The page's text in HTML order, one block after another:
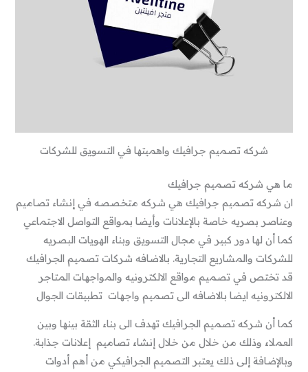
شركه تصميم جرافيك واهميتها في التسويق للشركات
ما هي شركه تصميم جرافيك
ان شركه تصميم جرافيك هي شركه متخصصه في إنشاء تصاميم
وعناصر بصريه خاصة بالإعلانات وأيضا بمواقع التواصل الاجتماعي
كما أن لها دور كبير في مجال التسويق وبناء الهويات البصريه
للشركات والمشاريع التجارية. بالاضافه شركات تصميم الجرافيك
قد تختص في تصميم مواقع الالكترونيه والمواجهات المتاجر
الالكترونيه ايضا بالاضافه الى تصميم واجهات تطبيقات الجوال
كما أن شركه تصميم الجرافيك تهدف الى بناء الثقة بينها وبين
العملاء وذلك من خلال من خلال إنشاء تصاميم إعلانات جذابة.
وبالإضافة إلى ذلك يعتبر التصميم الجرافيكي من أهم أدوات